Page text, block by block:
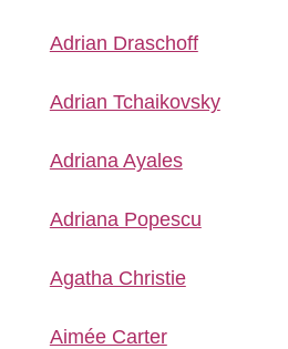
Adrian Draschoff
Adrian Tchaikovsky
Adriana Ayales
Adriana Popescu
Agatha Christie
Aimée Carter